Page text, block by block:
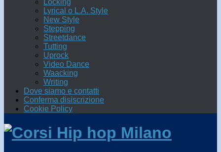
Locking
Lyrical o L.A. Style
New Style
Stepping
Streetdance
Tutting
Uprock
Video Dance
Waacking
Writing
Dove siamo e contatti
Conferma disiscrizione
Cookie Policy